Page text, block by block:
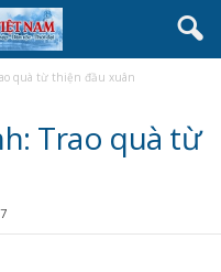
quà từ thiện đầu xuân
Trao quà từ